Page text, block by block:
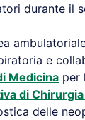
durante il
e
Medicina per
di
delle